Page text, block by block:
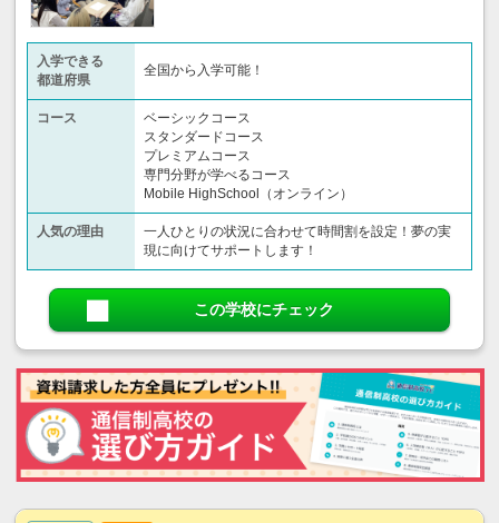
入学できる
都道府県
全国から入学可能！
コース
ベーシックコース
スタンダードコース
プレミアムコース
専門分野が学べるコース
Mobile HighSchool（オンライン）
人気の理由
一人ひとりの状況に合わせて時間割を設定！夢の実
現に向けてサポートします！
この学校にチェック